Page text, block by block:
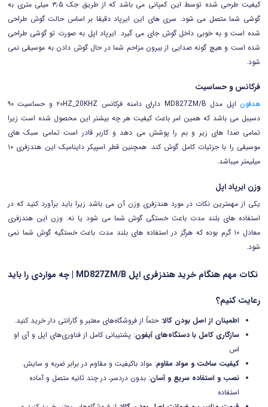
کیفیت طرحی شده توسط این کمپانی می باشد که از طریق جک ۳٫۵ میلی متری به
گوشی شما متصل می شود. سری های این ایرپاد دقیقا بر اساس حالت گوش طراحی
شده است و به خوبی داخل گوش جای می گیرد. ایرپاد اپل به صورت تو گوشی طراحی
شده است و هیچ گونه صدایی از بیرون مزاحم شما در حال گوش دادن به موسیقی نمی
شود.
فرکانس و حساسیت
هدفون
اپل مدل MD827ZM/B دارای دامنه فرکانس ۲۰HZ_20KHZ و حساسیت ۹۰
دسیبل می باشد که همین امر باعث کیفیت هر چه بیشتر این محصول شده است زیرا
تمامی صدا های زیر و بم را پوشش می دهد و کاربر قادر است تمامی سبک های
موسیقی را با جزئیات کامل گوش کند. همچنین قطر اسپیکر داینامیک این هندزفری ۱۰
میلیمتر میباشد.
وزن ایرپاد اپل
یکی از مهمترین نکات در مورد هندزفری وزن آن می باشد زیرا باید برآورد کنید که در
استفاده های بلند مدت باعث خستگی گوش شما می شود یا نه. وزن این هندزفری
معادل ۱۰ گرم بوده که هرگز در استفاده های بلند مدت باعث خستگیه گوش شما نمی
شود.
نکات مهم هنگام خرید هندزفری اپل MD827ZM/B | چه مواردی را باید
رعایت کنیم؟
اطمینان از اصل بودن کالا: حتماً از فروشگاه‌های معتبر و گارانتی دار خرید کنید.
سازگاری کامل با دستگاه‌های آیفون: پشتیبانی کامل از فناوری‌های اپل و آی او
اس
کیفیت ساخت و مواد مقاوم: مواد باکیفیت و مقاوم در برابر ضربه و سایش
نصب و استفاده سریع و آسان: بدون دردسر، در چند ثانیه متصل و آماده
استفاده